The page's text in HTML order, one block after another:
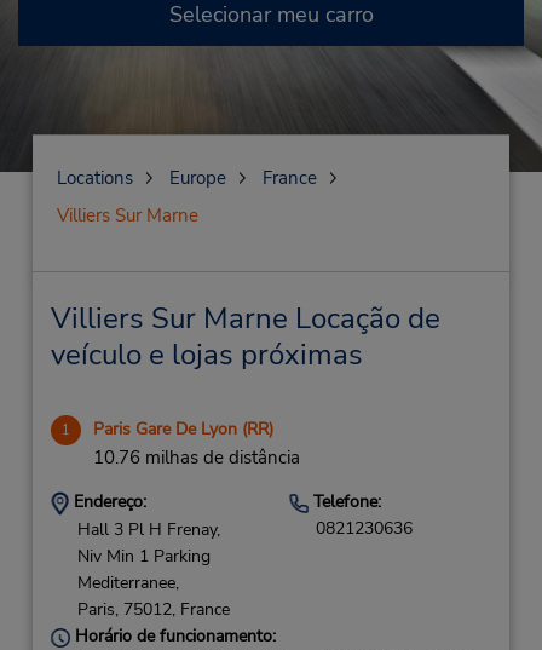
Selecionar meu carro
Locations Europe
France
Villiers Sur Marne
Villiers Sur Marne Locação de
veículo e lojas próximas
1 Paris Gare De Lyon (RR)
10.76 milhas de distância
Endereço:
Hall 3 Pl H Frenay,
Niv Min 1 Parking
Mediterranee,
Paris, 75012, France
Telefone:
0821230636
Horário de funcionamento: